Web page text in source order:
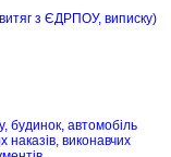
з ЄДРПОУ, виписку)
будинок, автомобіль
виконавчих